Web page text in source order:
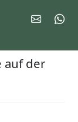
auf der